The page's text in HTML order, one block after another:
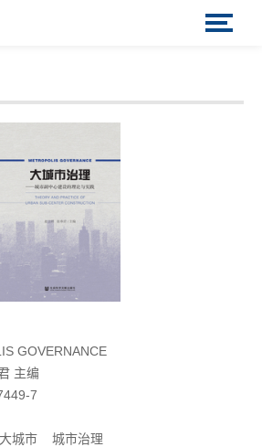
GOVERNANCE
主编
7
大城市
城市治理